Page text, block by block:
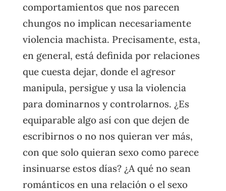
comportamientos que nos parecen
chungos no implican necesariamente
violencia machista. Precisamente, esta,
en general, está definida por relaciones
que cuesta dejar, donde el agresor
manipula, persigue y usa la violencia
para dominarnos y controlarnos. ¿Es
equiparable algo así con que dejen de
escribirnos o no nos quieran ver más,
con que solo quieran sexo como parece
insinuarse estos días? ¿A qué no sean
románticos en una relación o el sexo